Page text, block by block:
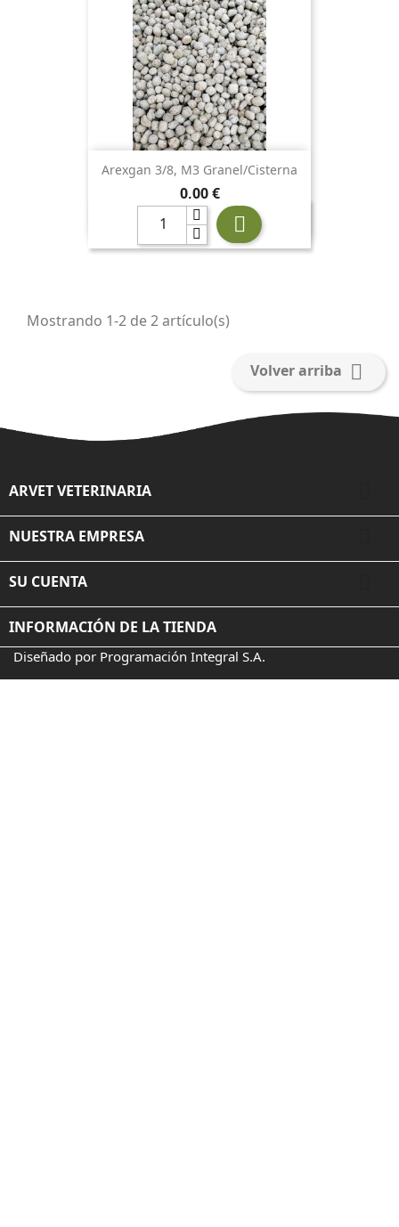
Arexgan 3/8, M3 Granel/Cisterna
Precio
0,00 €

Mostrando 1-2 de 2 artículo(s)
Volver arriba 
ARVET VETERINARIA
NUESTRA EMPRESA
SU CUENTA
INFORMACIÓN DE LA TIENDA
Diseñado por Programación Integral S.A.